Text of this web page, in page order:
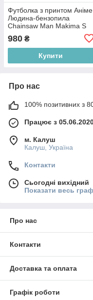
Футболка з принтом Аніме
Людина-бензопила
Chainsaw Man Makima S
980 ₴
Купити
Про нас
100% позитивних з 80
Працює з
м. Калуш
Калуш, Україна
Контакти
Сьогодні вихідний
Показати весь
Про нас
Контакти
Доставка та оплата
Графік роботи